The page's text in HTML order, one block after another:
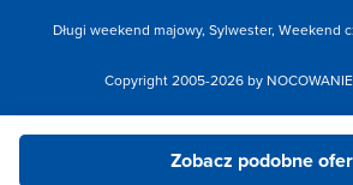
Zobacz podobne
Długi weekend majowy, Sylwester, Weekend
Copyright 2005-2026 by